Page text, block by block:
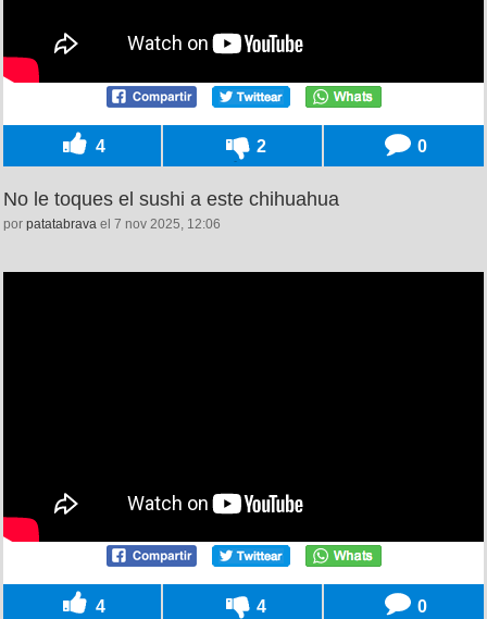
4 2 0
No le toques el sushi a este chihuahua
por patatabrava el 7 nov 2025, 12:06
4 4 0